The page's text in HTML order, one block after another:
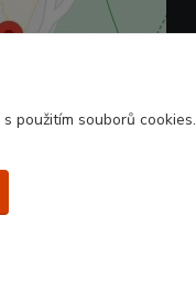
s použitím souborů cookies.